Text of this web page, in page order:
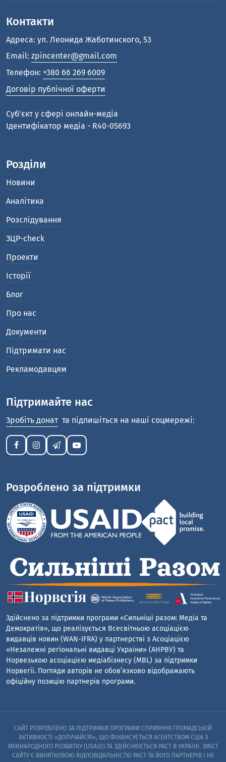
Контакти
Адреса: ул. Леонида Жаботинского, 53
Email: zpincenter@gmail.com
Телефон: +380 66 269 6009
Договір публічної оферти
Cуб'єкт у сфері онлайн-медіа
Ідентифікатор медіа - R40-05693
Розділи
Новини
Аналітика
Розслідування
ЗЦР-check
Проекти
Історії
Блог
Про нас
Документи
Підтримати нас
Рекламодавцям
Підтримайте нас
Зробіть донат та підпишіться на наші соцмережі:
Розроблено за підтримки
Здійснено за підтримки програми «Сильніші разом: Медіа та
Демократія», що реалізується Всесвітньою асоціацією
видавців новин (WAN-IFRA) у партнерстві з Асоціацією
«Незалежні регіональні видавці України» (АНРВУ) та
Норвезькою асоціацією медіабізнесу (MBL) за підтримки
Норвегії. Погляди авторів не обов’язково відображають
офіційну позицію партнерів програми.
САЙТ РОЗРОБЛЕНО ЗА ПІДТРИМКИ ПРОГРАМИ СПРИЯННЯ ГРОМАДСЬКІЙ
АКТИВНОСТІ «ДОЛУЧАЙСЯ!», ЩО ФІНАНСУЄТЬСЯ АГЕНТСТВОМ США З
МІЖНАРОДНОГО РОЗВИТКУ (USAID) ТА ЗДІЙСНЮЄТЬСЯ PACT В УКРАЇНІ. ЗМІСТ
САЙТУ Є ВИНЯТКОВОЮ ВІДПОВІДАЛЬНІСТЮ PACT ТА ЙОГО ПАРТНЕРІВ I НЕ